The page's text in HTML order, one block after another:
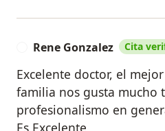
Rene Gonzalez Cita
Excelente doctor, el
familia nos gusta mucho
profesionalismo en
Es Excelente